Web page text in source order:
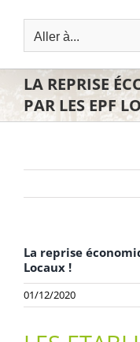
Aller à...
LA REPRISE
PAR LES EPF
La reprise
Locaux !
01/12/2020